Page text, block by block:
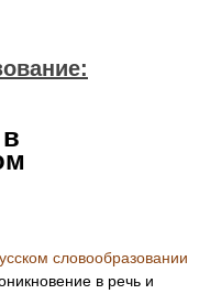
словообразовании
в речь и